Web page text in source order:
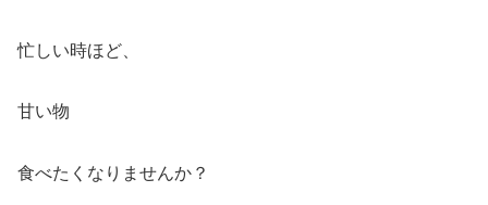
忙しい時ほど、
甘い物
食べたくなりませんか？